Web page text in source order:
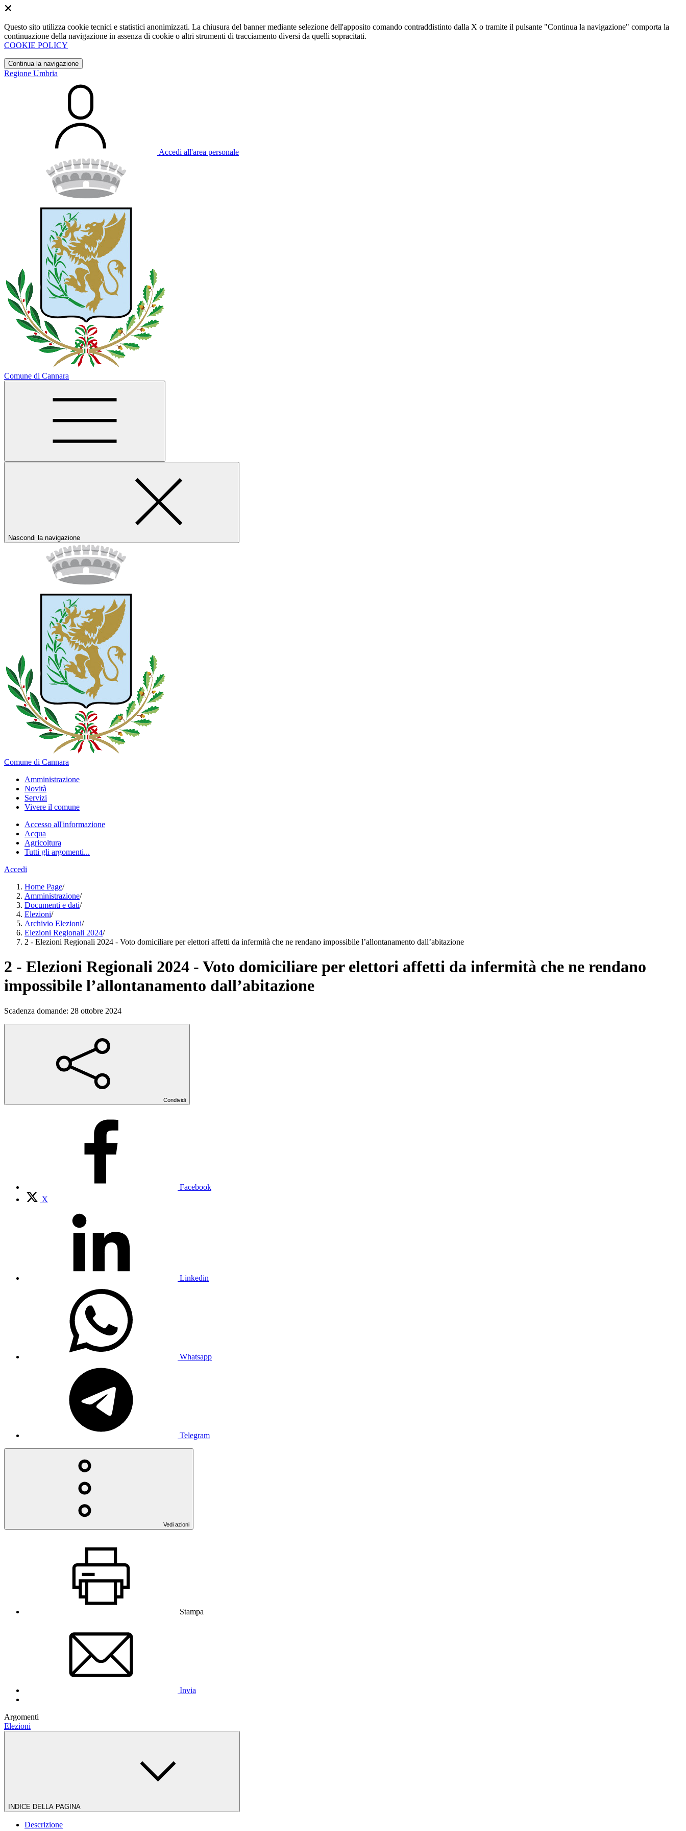
Questo sito utilizza cookie tecnici e statistici anonimizzati. La chiusura del banner mediante selezione dell'apposito comando contraddistinto dalla X o tramite il pulsante "Continua la navigazione" comporta la
continuazione della navigazione in assenza di cookie o altri strumenti di tracciamento diversi da quelli sopracitati.
COOKIE POLICY
Continua la navigazione
Regione Umbria
Accedi all'area personale
Comune di Cannara
Nascondi la navigazione
Comune di Cannara
Amministrazione
Novità
Servizi
Vivere il comune
Accesso all'informazione
Acqua
Agricoltura
Tutti gli argomenti...
Accedi
Home Page/
Amministrazione/
Documenti e dati/
Elezioni/
Archivio Elezioni/
Elezioni Regionali 2024/
2 - Elezioni Regionali 2024 - Voto domiciliare per elettori affetti da infermità che ne rendano impossibile l’allontanamento dall’abitazione
2 - Elezioni Regionali 2024 - Voto domiciliare per elettori affetti da infermità che ne rendano
impossibile l’allontanamento dall’abitazione
Scadenza domande: 28 ottobre 2024
Condividi
Facebook
X
Linkedin
Whatsapp
Telegram
Vedi azioni
Stampa
Invia
Argomenti
Elezioni
INDICE DELLA PAGINA
Descrizione